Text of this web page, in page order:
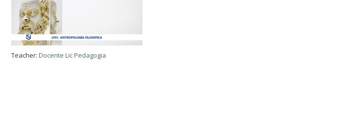
Teacher:Docente Lic Pedagogia